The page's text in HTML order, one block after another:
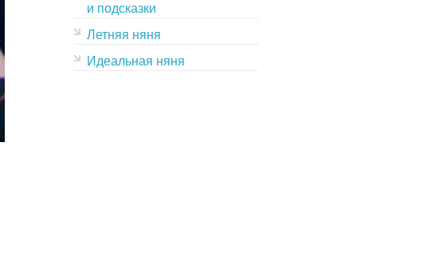
и подсказки
Летняя няня
Идеальная няня